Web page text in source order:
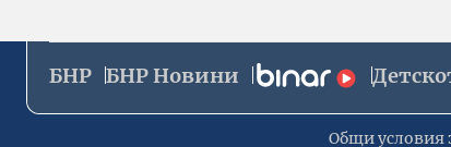
БНР БНР Новини
Общи условия